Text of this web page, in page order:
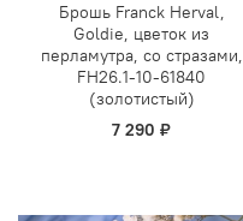
Брошь Franck Herval,
Goldie, цветок из
перламутра, со стразами,
FH26.1-10-61840
(золотистый)
7 290 ₽